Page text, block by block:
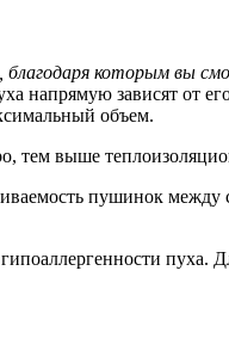
которым вы
напрямую зависят от
объем.
тем выше
пушинок между
пуха.